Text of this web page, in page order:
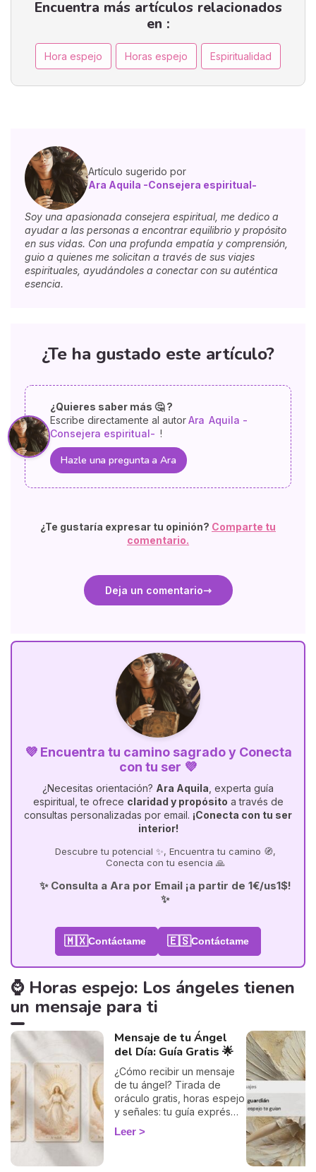
Encuentra más artículos relacionados
en :
Hora espejo Horas espejo Espiritualidad
Artículo sugerido por
Ara Aquila -Consejera espiritual-
Soy una apasionada consejera espiritual, me dedico a
ayudar a las personas a encontrar equilibrio y propósito
en sus vidas. Con una profunda empatía y comprensión,
guio a quienes me solicitan a través de sus viajes
espirituales, ayudándoles a conectar con su auténtica
esencia.
¿Te ha gustado este artículo?
¿Quieres saber más 🤔 ?
Escribe directamente al autorAra Aquila -
Consejera espiritual- !
Hazle una pregunta a Ara
¿Te gustaría expresar tu opinión? Comparte tu
comentario.
Deja un comentario
💜 Encuentra tu camino sagrado y Conecta
con tu ser 💜
¿Necesitas orientación? Ara Aquila , experta guía
espiritual, te ofrece claridad y propósito a través de
consultas personalizadas por email. ¡Conecta con tu ser
interior!
Descubre tu potencial ✨, Encuentra tu camino 🧭,
Conecta con tu esencia 🙏
✨ Consulta a Ara por Email ¡a partir de 1€/us1$!
✨
🇲🇽Contáctame 🇪🇸Contáctame
⌚ Horas espejo: Los ángeles tienen
un mensaje para ti
Mensaje de tu Ángel
del Día: Guía Gratis 🌟
¿Cómo recibir un mensaje
de tu ángel? Tirada de
oráculo gratis, horas espejo
y señales: tu guía exprés
para descifrar el mensaje
de tus ángeles hoy.
Leer